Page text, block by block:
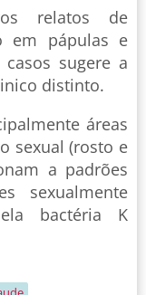
relatos de
em pápulas e
sugere a
distinto.
áreas
sexual (rosto e
a padrões
sexualmente
bactéria K